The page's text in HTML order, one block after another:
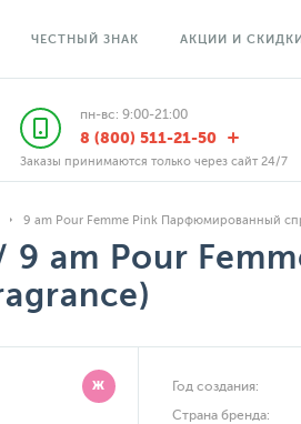
ЧЕСТНЫЙ ЗНАК АКЦИИ И
пн-вс: 9:00-21:00
8 (800) 511-21-50
Заказы принимаются только через сайт 24/7
9 am Pour Femme Pink Парфюмированный
9 am Pour
Ж Год создания:
Страна бренда: